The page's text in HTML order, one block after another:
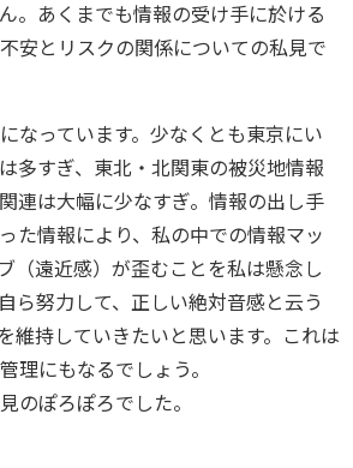
。あくまでも情報の受け手に於ける
安とリスクの関係についての私見で
なっています。少なくとも東京にい
多すぎ、東北・北関東の被災地情報
連は大幅に少なすぎ。情報の出し手
た情報により、私の中での情報マッ
（遠近感）が歪むことを私は懸念し
ら努力して、正しい絶対音感と云う
維持していきたいと思います。これは
理にもなるでしょう。
のぽろぽろでした。